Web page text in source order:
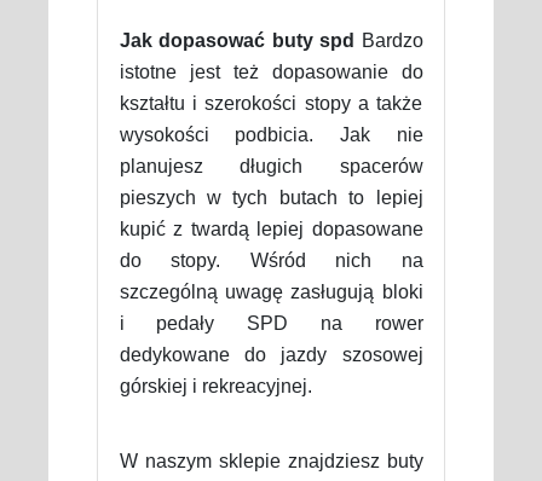
Jak dopasować buty spd
Bardzo
istotne jest też dopasowanie do
kształtu i szerokości stopy a także
wysokości podbicia. Jak nie
planujesz długich spacerów
pieszych w tych butach to lepiej
kupić z twardą lepiej dopasowane
do stopy. Wśród nich na
szczególną uwagę zasługują bloki
i pedały SPD na rower
dedykowane do jazdy szosowej
górskiej i rekreacyjnej.
W naszym sklepie znajdziesz buty